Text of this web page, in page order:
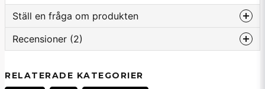
Ställ en fråga om produkten
question
Fråga oss om denna produkt...
Recensioner (2)
Anonym
RELATERADE KATEGORIER